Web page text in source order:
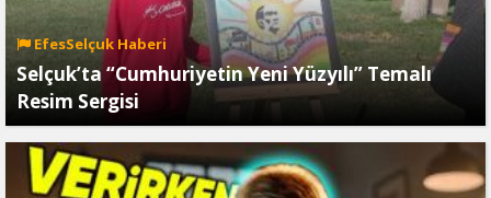
EfesSelçuk Haberi
Selçuk’ta “Cumhuriyetin Yeni Yüzyılı” Temalı
Resim Sergisi